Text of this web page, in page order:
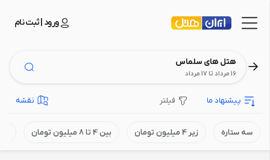
ورود | ثبت نام
هتل های سلماس
16 مرداد تا 17 مرداد
پیشنهاد ما فیلتر نقشه
سه ستاره زیر 4 میلیون تومان بین 4 تا 8 میلیون تومان